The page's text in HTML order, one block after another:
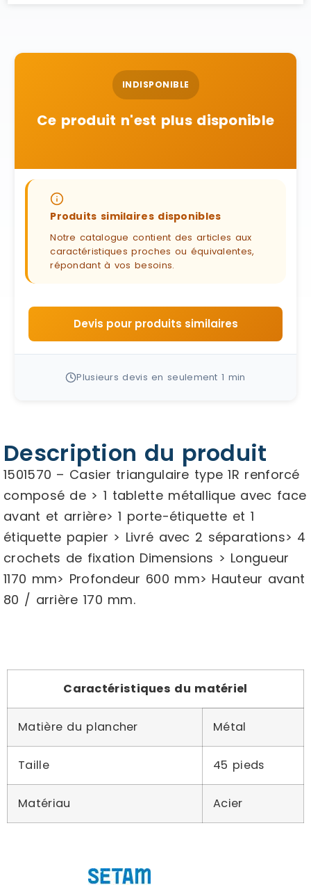
INDISPONIBLE
Ce produit n'est plus disponible
Produits similaires disponibles
Notre catalogue contient des articles aux
caractéristiques proches ou équivalentes,
répondant à vos besoins.
Devis pour produits similaires
Plusieurs devis en seulement 1 min
Description du produit
1501570 – Casier triangulaire type 1R renforcé
composé de > 1 tablette métallique avec face
avant et arrière> 1 porte-étiquette et 1
étiquette papier > Livré avec 2 séparations> 4
crochets de fixation Dimensions > Longueur
1170 mm> Profondeur 600 mm> Hauteur avant
80 / arrière 170 mm.
Caractéristiques du matériel
Matière du plancher Métal
Taille 45 pieds
Matériau Acier